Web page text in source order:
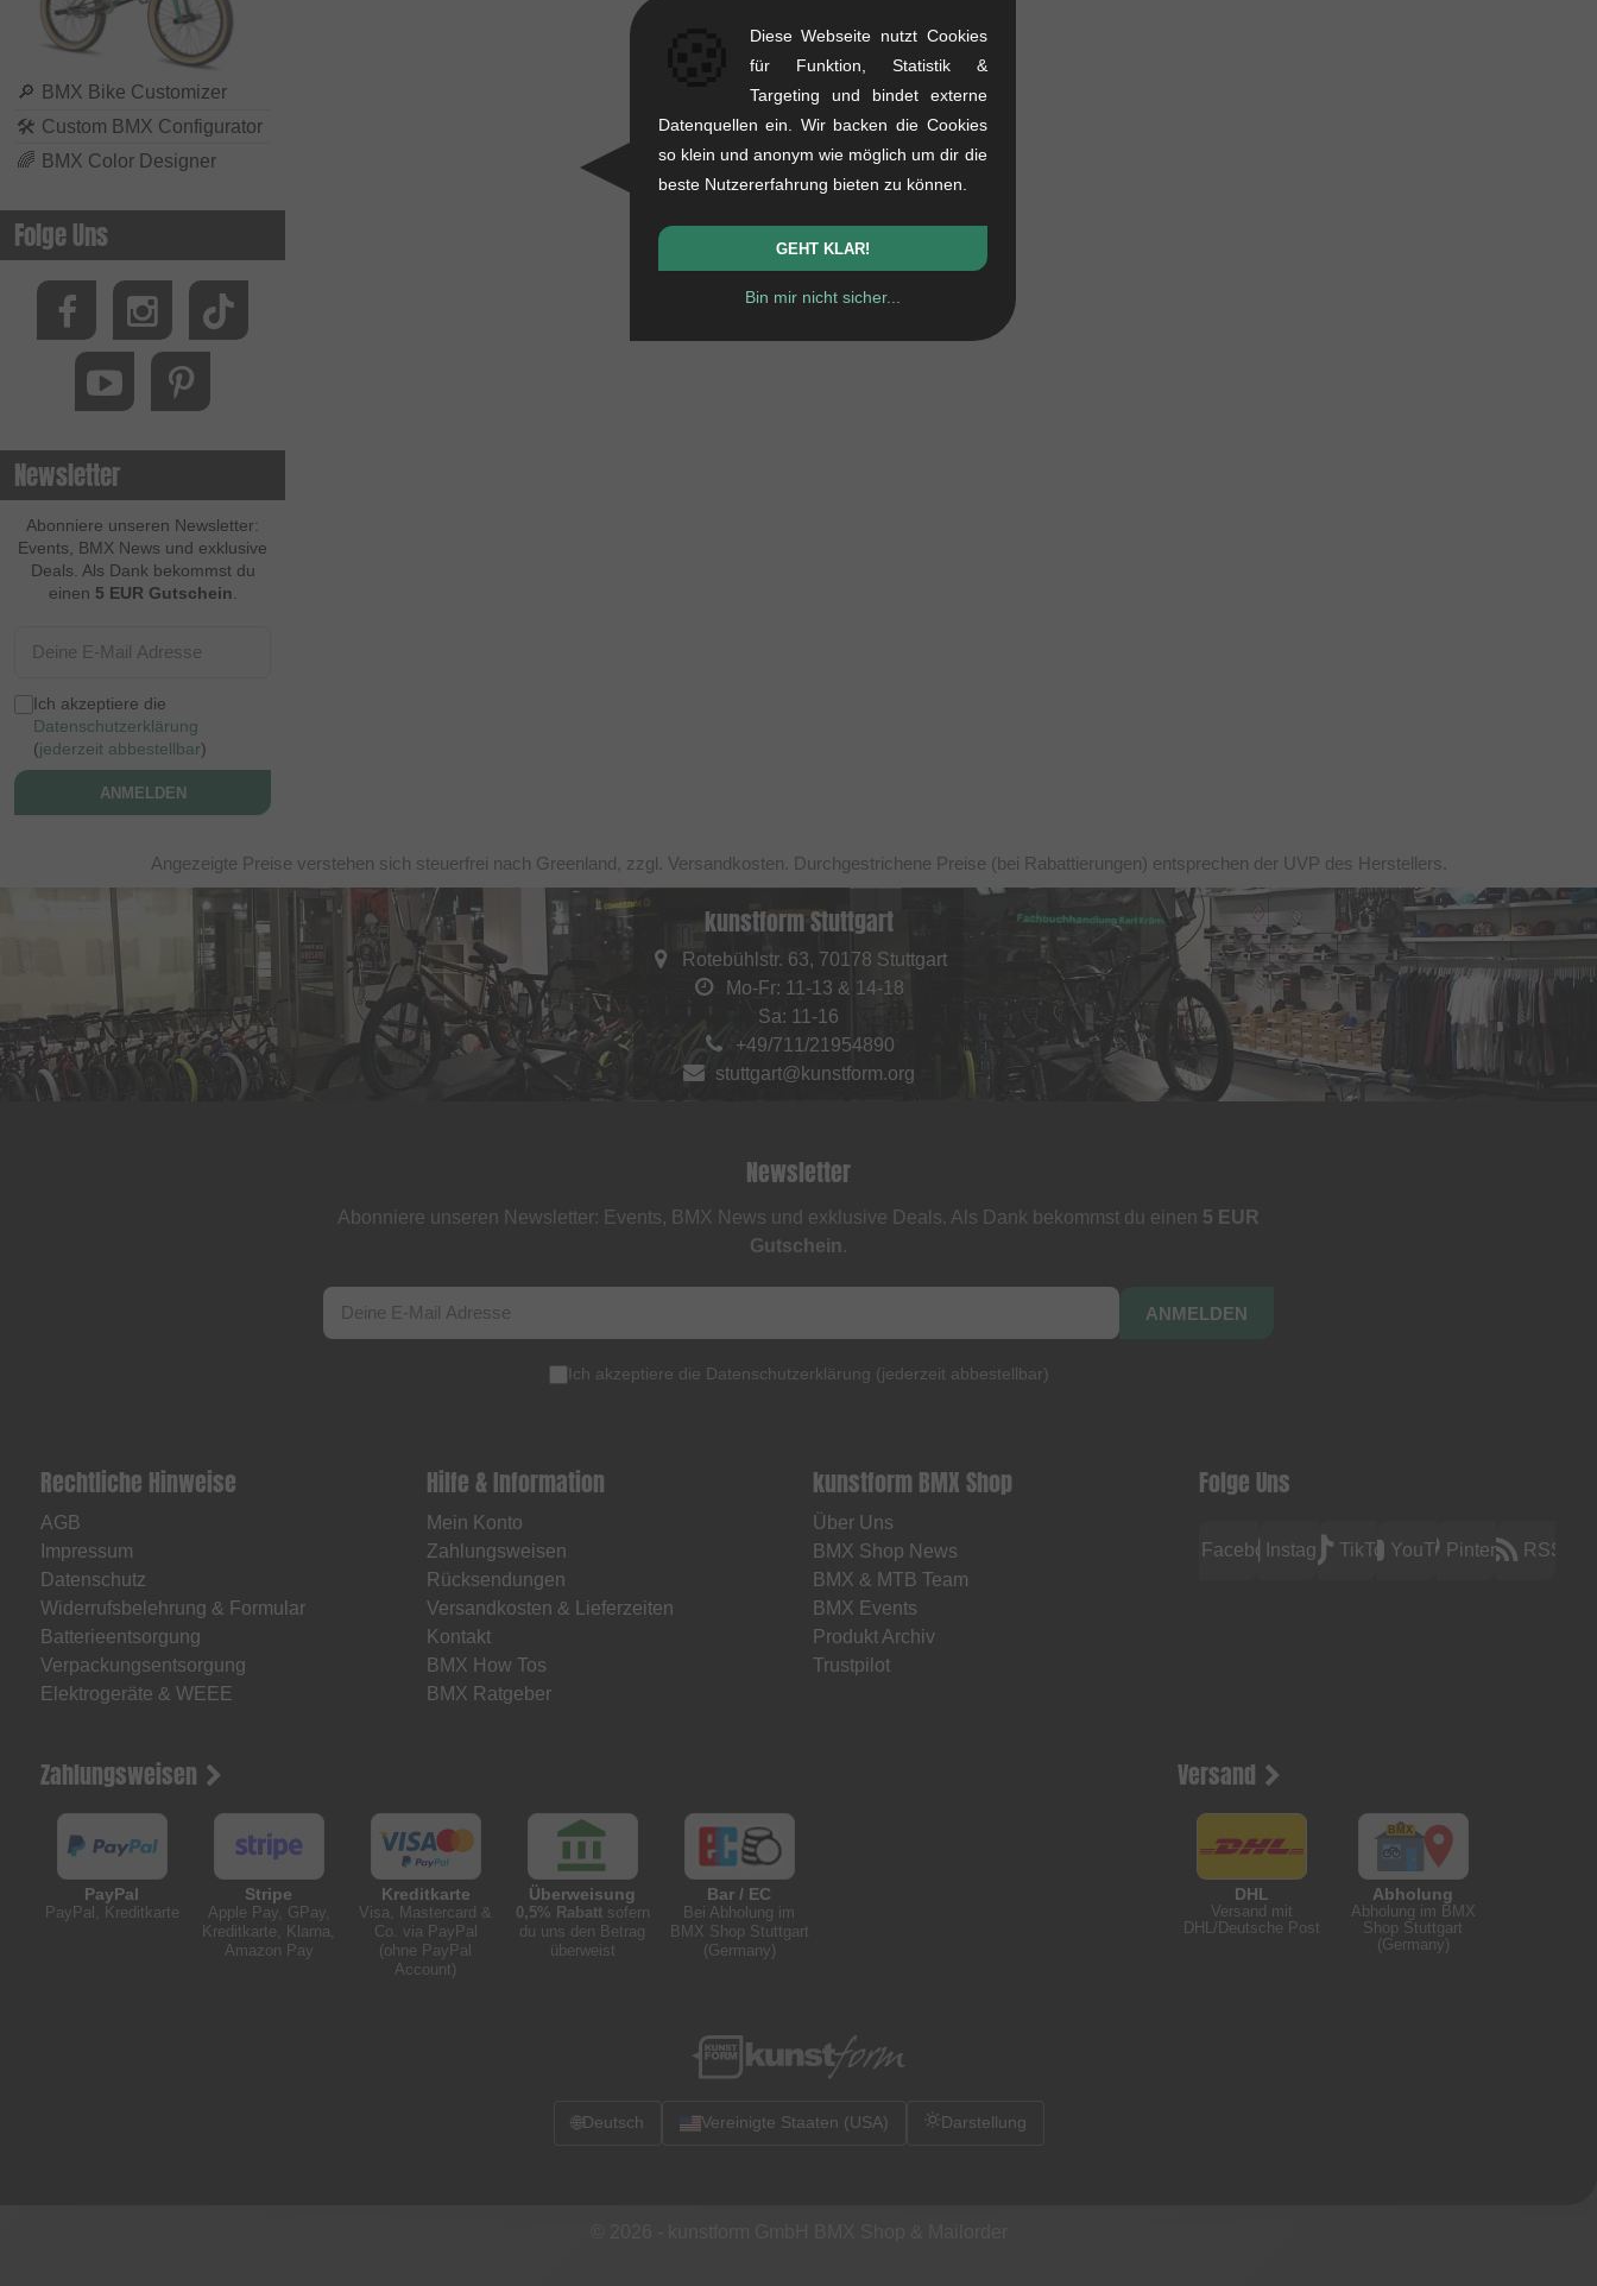
🔎 BMX Bike Customizer
🛠 Custom BMX Configurator
🌈 BMX Color Designer
Folge Uns
Newsletter
Abonniere unseren Newsletter:
Events, BMX News und exklusive
Deals. Als Dank bekommst du
einen 5 EUR Gutschein
Ich akzeptiere die
Datenschutzerklärung
(jederzeit abbestellbar)
ANMELDEN
Angezeigte Preise verstehen sich steuerfrei nach Greenland, zzgl. Versandkosten. Durchgestrichene Preise (bei Rabattierungen) entsprechen der UVP des Herstellers.
kunstform Stuttgart
Rotebühlstr. 63, 70178 Stuttgart
Mo-Fr: 11-13 & 14-18
Sa: 11-16
+49/711/21954890
stuttgart@kunstform.org
Newsletter
Abonniere unseren Newsletter: Events, BMX News und exklusive Deals. Als Dank bekommst du einen 5 EUR
Gutschein.
ANMELDEN
Ich akzeptiere die Datenschutzerklärung (jederzeit abbestellbar)
Rechtliche Hinweise
AGB
Impressum
Datenschutz
Widerrufsbelehrung & Formular
Batterieentsorgung
Verpackungsentsorgung
Elektrogeräte & WEEE
Hilfe & Information
Mein Konto
Zahlungsweisen
Rücksendungen
Versandkosten & Lieferzeiten
Kontakt
BMX How Tos
BMX Ratgeber
kunstform BMX Shop
Über Uns
BMX Shop News
BMX & MTB Team
BMX Events
Produkt Archiv
Trustpilot
Folge Uns
FacebookInstagramTikTokYouTubePinterest RSS
Zahlungsweisen
PayPal
PayPal, Kreditkarte
Stripe
Apple Pay, GPay,
Kreditkarte, Klarna,
Amazon Pay
Kreditkarte
Visa, Mastercard &
Co. via PayPal
(ohne PayPal
Account)
Überweisung
0,5% Rabattsofern
du uns den Betrag
überweist
Bar / EC
Bei Abholung im
BMX Shop Stuttgart
(Germany)
Versand
DHL
Versand mit
DHL/Deutsche Post
Abholung
Abholung im BMX
Shop Stuttgart
(Germany)
🌐Deutsch Vereinigte Staaten (USA) Darstellung
Diese Webseite nutzt Cookies
für Funktion, Statistik &
Targeting und bindet externe
Datenquellen ein. Wir backen die Cookies
so klein und anonym wie möglich um dir die
beste Nutzererfahrung bieten zu können.
GEHT KLAR!
Bin mir nicht sicher...